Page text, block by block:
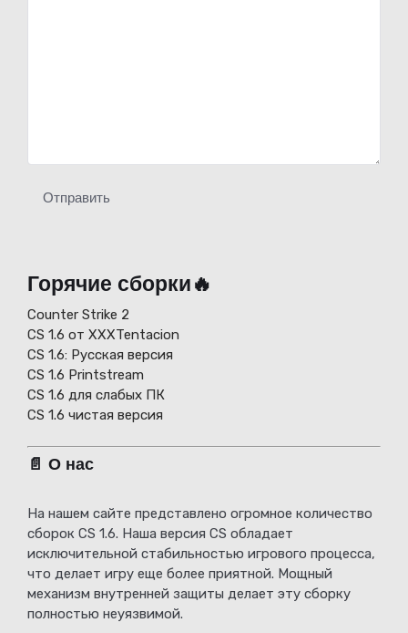
Отправить
Горячие сборки🔥
Counter Strike 2
CS 1.6 от XXXTentacion
СS 1.6: Русская версия
CS 1.6 Printstream
CS 1.6 для слабых ПК
CS 1.6 чистая версия
📄 О нас
На нашем сайте представлено огромное количество
сборок CS 1.6. Наша версия CS обладает
исключительной стабильностью игрового процесса,
что делает игру еще более приятной. Мощный
механизм внутренней защиты делает эту сборку
полностью неуязвимой.